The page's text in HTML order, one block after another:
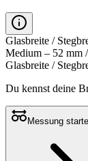
Glasbreite /
Medium – 52 mm
Glasbreite /
Du kennst deine
Messung